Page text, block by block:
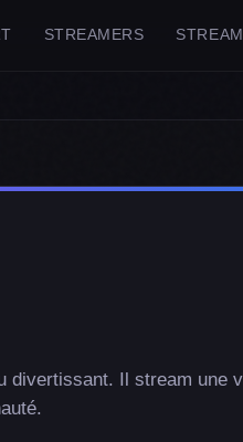
STREAMERS
divertissant. Il stream une